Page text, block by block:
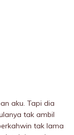
aku. Tapi dia
tak ambil
tak lama